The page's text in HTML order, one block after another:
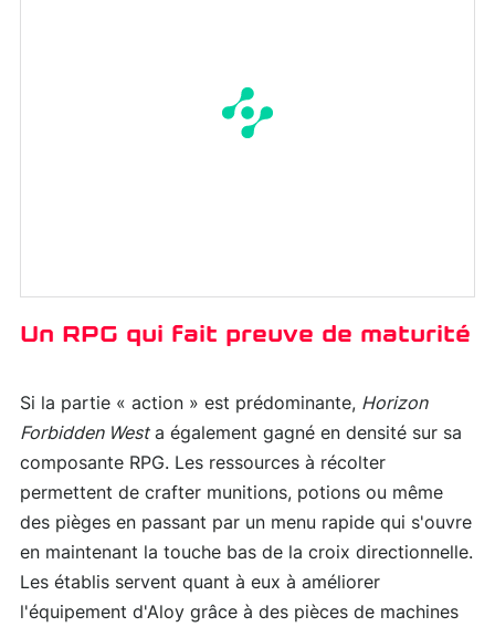
Un RPG qui fait preuve de maturité
Si la partie « action » est prédominante, Horizon
Forbidden Westa également gagné en densité sur sa
composante RPG. Les ressources à récolter
permettent de crafter munitions, potions ou même
des pièges en passant par un menu rapide qui s'ouvre
en maintenant la touche bas de la croix directionnelle.
Les établis servent quant à eux à améliorer
l'équipement d'Aloy grâce à des pièces de machines